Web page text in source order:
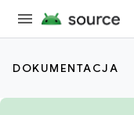
DOKUMENTACJA